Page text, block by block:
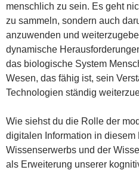
menschlich zu sein. Es geht
zu sammeln, sondern auch
anzuwenden und
dynamische
das biologische System
Wesen, das fähig ist, sein
Technologien ständig
Wie siehst du die Rolle der
digitalen Information in diesem
Wissenserwerbs und der
als Erweiterung unserer